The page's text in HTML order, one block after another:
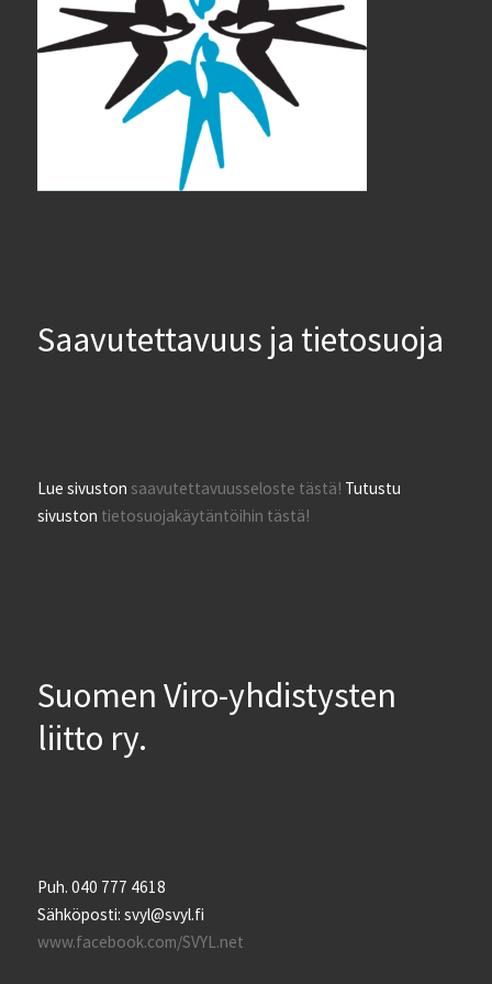
Saavutettavuus ja tietosuoja
Lue sivustonsaavutettavuusseloste tästä! Tutustu
sivuston tietosuojakäytäntöihin tästä!
Suomen Viro-yhdistysten
liitto ry.
Puh. 040 777 4618
Sähköposti: svyl@svyl.fi
www.facebook.com/SVYL.net